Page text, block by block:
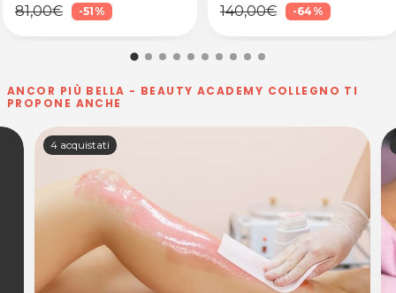
81,00€ -51% 140,00€ -64%
ANCOR PIÙ BELLA - BEAUTY ACADEMY COLLEGNO TI
PROPONE ANCHE
4 acquistati